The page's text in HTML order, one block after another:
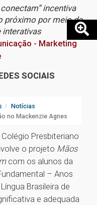
incentiva
próximo por meio de
interativas
- Marketing
SOCIAIS
Notícias
no Mackenzie Agnes
Presbiteriano
o projeto Mãos
com os alunos da
– Anos
Brasileira de
e adequada